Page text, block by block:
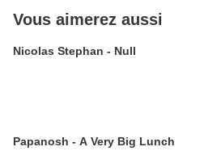
Vous aimerez aussi
Nicolas Stephan - Null
Papanosh - A Very Big Lunch